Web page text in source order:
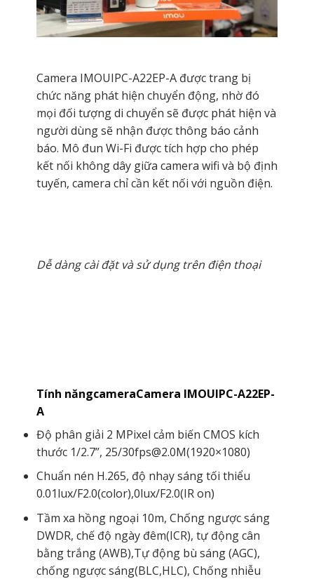
Camera IMOUIPC-A22EP-A được trang bị
chức năng phát hiện chuyển động, nhờ đó
mọi đối tượng di chuyển sẽ được phát hiện và
người dùng sẽ nhận được thông báo cảnh
báo. Mô đun Wi-Fi được tích hợp cho phép
kết nối không dây giữa camera wifi và bộ định
tuyến, camera chỉ cần kết nối với nguồn điện.
Dễ dàng cài đặt và sử dụng trên điện thoại
Tính năngcameraCamera IMOUIPC-A22EP-
A
Độ phân giải 2 MPixel cảm biến CMOS kích
thước 1/2.7”, 25/30fps@2.0M(1920×1080)
Chuẩn nén H.265, độ nhạy sáng tối thiểu
0.01lux/F2.0(color),0lux/F2.0(IR on)
Tầm xa hồng ngoại 10m, Chống ngược sáng
DWDR, chế độ ngày đêm(ICR), tự động cân
bằng trắng (AWB),Tự động bù sáng (AGC),
chống ngược sáng(BLC,HLC), Chống nhiễu